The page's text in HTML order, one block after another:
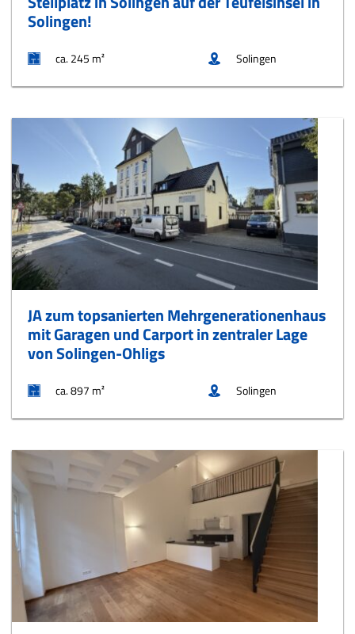
Solingen!
ca. 245 m² Solingen
JA zum topsanierten Mehrgenerationenhaus
mit Garagen und Carport in zentraler Lage
von Solingen-Ohligs
ca. 897 m² Solingen